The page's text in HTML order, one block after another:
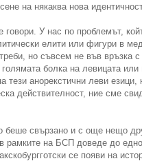
на някаква нова
говори. У нас по проблемът,
елити или фигури в
но съвсем не във връзка с
болка на левицата
анорекстични леви езици,
действителност, ние сме
свързано и с още нещо
рамките на БСП доведе до
се появи на